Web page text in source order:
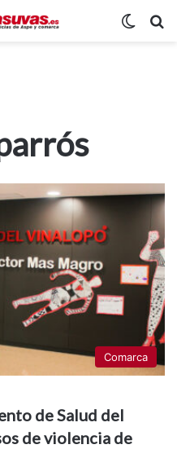
Comarca
de Salud del
de violencia de